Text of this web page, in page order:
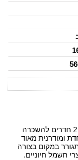
מלון הדירות לאונרדו סוויט מציע לכם דירת 2 חדרים להשכרה
ומודרנית מאוד
במקום בצורה
חשמל חיוניים.